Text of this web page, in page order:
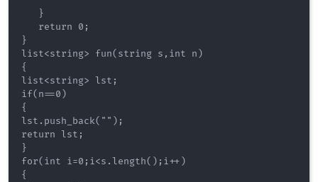
   }
   return 0;
}
list<string> fun(string s,int n)
{
list<string> lst;
if(n==0)
{
lst.push_back("");
return lst;
}
for(int i=0;i<s.length();i++)
{